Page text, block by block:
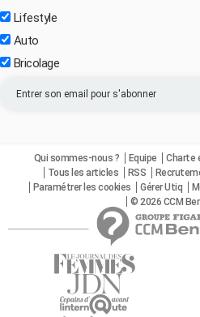
Lifestyle
Auto
Bricolage
Qui sommes-nous ? Equipe Charte
Tous les articles
RSS
Paramétrer les cookies
Gérer Utiq
© 2026 CCM